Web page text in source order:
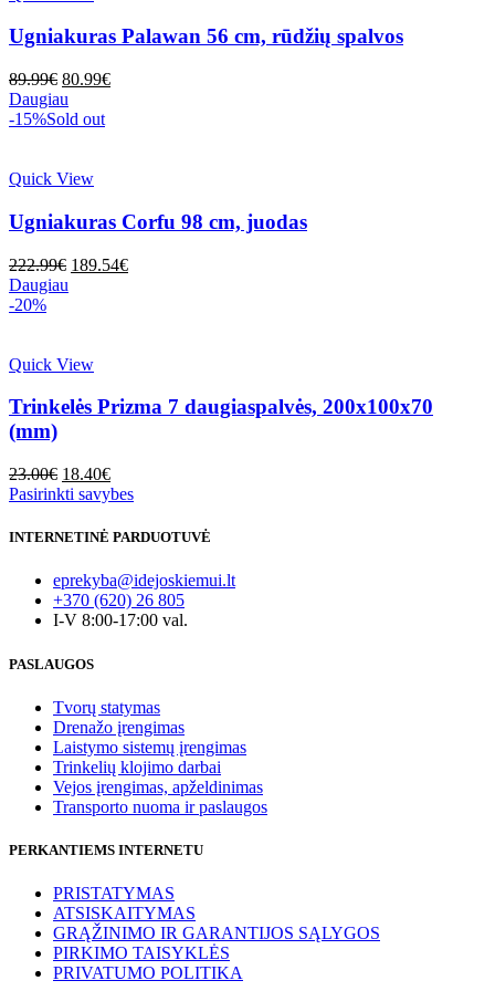
Ugniakuras Palawan 56 cm, rūdžių spalvos
89.99€ Original
price
was:
80.99€Current
Daugiau
-15%Sold out
Quick View
Ugniakuras Corfu 98 cm, juodas
222.99€ Original
189.54€Current
Daugiau
-20%
Quick View
Trinkelės Prizma 7 daugiaspalvės, 200x100x70
(mm)
23.00€ Original
price
23.00€.
18.40€Current
price
18.40€.
Pasirinkti savybesThis
has
variants.
The
options
may
the
product
page
INTERNETINĖ PARDUOTUVĖ
eprekyba@idejoskiemui.lt
+370 (620) 26 805
I-V 8:00-17:00 val.
PASLAUGOS
Tvorų statymas
Drenažo įrengimas
Laistymo sistemų įrengimas
Trinkelių klojimo darbai
Vejos įrengimas, apželdinimas
Transporto nuoma ir paslaugos
PERKANTIEMS INTERNETU
PRISTATYMAS
ATSISKAITYMAS
GRĄŽINIMO IR GARANTIJOS SĄLYGOS
PIRKIMO TAISYKLĖS
PRIVATUMO POLITIKA